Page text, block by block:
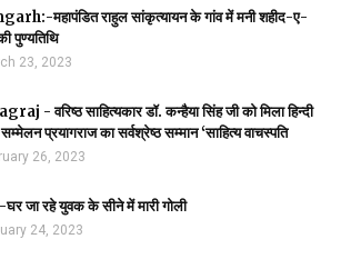
महापंडित राहुल सांकृत्यायन के गांव में मनी शहीद-ए-
पुण्यतिथि
23, 2023
- वरिष्ठ साहित्यकार डॉ. कन्हैया सिंह जी को मिला हिन्दी
सम्मेलन प्रयागराज का सर्वश्रेष्ठ सम्मान ‘साहित्य वाचस्पति
26, 2023
जा रहे युवक के सीने में मारी गोली
24, 2023